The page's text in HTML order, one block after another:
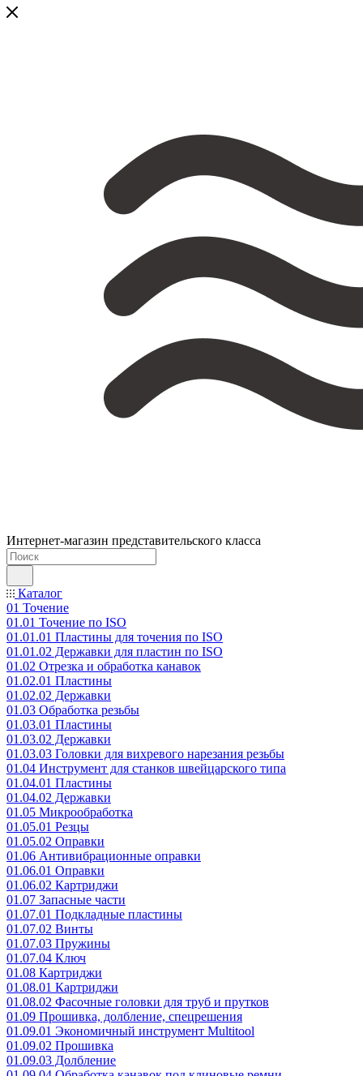
Интернет-магазин представительского класса
Каталог
01 Точение
01.01 Точение по ISO
01.01.01 Пластины для точения по ISO
01.01.02 Державки для пластин по ISO
01.02 Отрезка и обработка канавок
01.02.01 Пластины
01.02.02 Державки
01.03 Обработка резьбы
01.03.01 Пластины
01.03.02 Державки
01.03.03 Головки для вихревого нарезания резьбы
01.04 Инструмент для станков швейцарского типа
01.04.01 Пластины
01.04.02 Державки
01.05 Микрообработка
01.05.01 Резцы
01.05.02 Оправки
01.06 Антивибрационные оправки
01.06.01 Оправки
01.06.02 Картриджи
01.07 Запасные части
01.07.01 Подкладные пластины
01.07.02 Винты
01.07.03 Пружины
01.07.04 Ключ
01.08 Картриджи
01.08.01 Картриджи
01.08.02 Фасочные головки для труб и прутков
01.09 Прошивка, долбление, спецрешения
01.09.01 Экономичный инструмент Multitool
01.09.02 Прошивка
01.09.03 Долбление